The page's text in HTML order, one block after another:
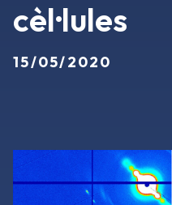
cèl·lules
15/05/2020